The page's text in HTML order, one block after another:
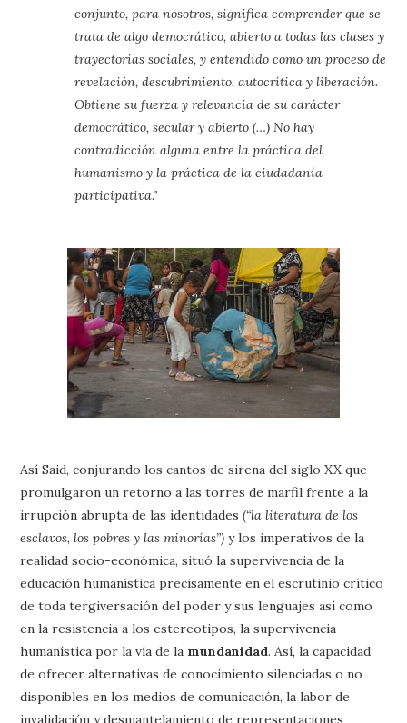
conjunto, para nosotros, significa comprender que se
trata de algo democrático, abierto a todas las clases y
trayectorias sociales, y entendido como un proceso de
revelación, descubrimiento, autocrítica y liberación.
Obtiene su fuerza y relevancia de su carácter
democrático, secular y abierto (…) No hay
contradicción alguna entre la práctica del
humanismo y la práctica de la ciudadanía
participativa.”
Así Said, conjurando los cantos de sirena del siglo XX que
promulgaron un retorno a las torres de marfil frente a la
irrupción abrupta de las identidades(“la literatura de los
esclavos, los pobres y las minorías”) y los imperativos de la
realidad socio-económica, situó la supervivencia de la
educación humanística precisamente en el escrutinio crítico
de toda tergiversación del poder y sus lenguajes así como
en la resistencia a los estereotipos, la supervivencia
humanística por la vía de la mundanidad. Así, la capacidad
de ofrecer alternativas de conocimiento silenciadas o no
disponibles en los medios de comunicación, la labor de
invalidación y desmantelamiento de representaciones